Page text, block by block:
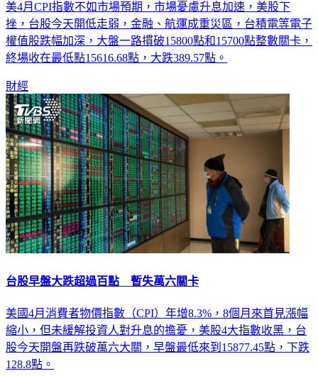
美4月CPI指數不如市場預期，市場憂慮升息加速，美股下
挫，台股今天開低走弱，金融、航運成重災區，台積電等電子
權值股跌幅加深，大盤一路摜破15800點和15700點整數關卡，
終場收在最低點15616.68點，大跌389.57點。
財經
台股早盤大跌超過百點 暫失萬六關卡
美國4月消費者物價指數（CPI）年增8.3%，8個月來首見漲幅
縮小，但未緩解投資人對升息的擔憂，美股4大指數收黑，台
股今天開盤再跌破萬六大關，早盤最低來到15877.45點，下跌
128.8點。